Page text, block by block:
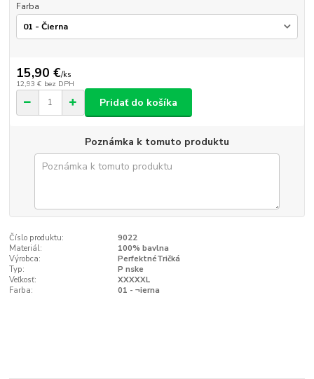
Farba
15,90 €/ks
12,93 € bez DPH
Pridať do košíka
Poznámka k tomuto produktu
Číslo produktu:
9022
Materiál:
100% bavlna
Výrobca:
PerfektnéTričká
Typ:
P nske
Veľkosť:
XXXXXL
Farba:
01 - ¬ierna